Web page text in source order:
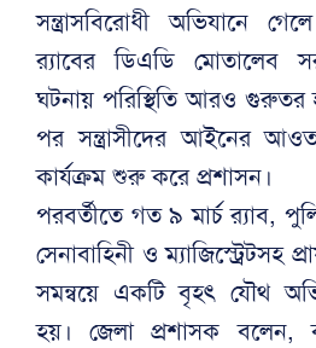
সন্ত্রাসবিরোধী অভিযানে
র‍্যাবের ডিএডি মোতালেব
ঘটনায় পরিস্থিতি আরও গুরুতর
পর সন্ত্রাসীদের আইনের
কার্যক্রম শুরু করে প্রশাসন।
পরবর্তীতে গত ৯ মার্চ র‍্যাব,
সেনাবাহিনী ও ম্যাজিস্ট্রেটসহ
সমন্বয়ে একটি বৃহৎ যৌথ
হয়। জেলা প্রশাসক বলেন,